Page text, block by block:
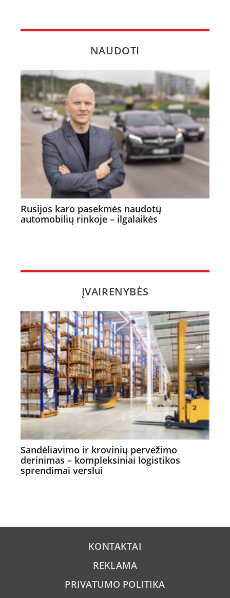
NAUDOTI
Rusijos karo pasekmės naudotų
automobilių rinkoje – ilgalaikės
ĮVAIRENYBĖS
Sandėliavimo ir krovinių pervežimo
derinimas – kompleksiniai logistikos
sprendimai verslui
KONTAKTAI
REKLAMA
PRIVATUMO POLITIKA